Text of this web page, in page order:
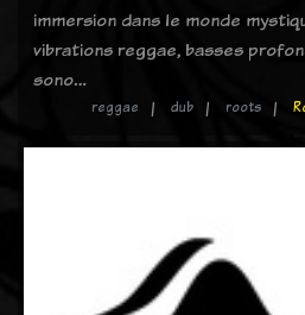
immersion dans le monde
vibrations reggae, basses
sono…
reggae dub roots